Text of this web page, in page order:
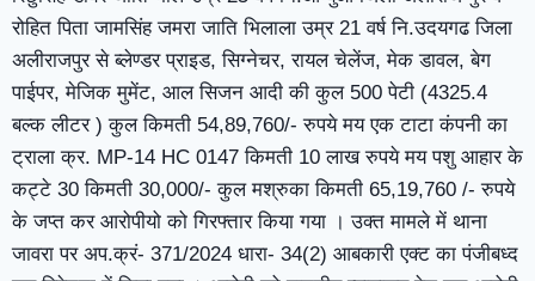
रोहित पिता जामसिंह जमरा जाति भिलाला उम्र 21 वर्ष नि.उदयगढ जिला
अलीराजपुर से ब्लेण्डर प्राइड, सिग्नेचर, रायल चेलेंज, मेक डावल, बेग
पाईपर, मेजिक मुमेंट, आल सिजन आदी की कुल 500 पेटी (4325.4
बल्क लीटर ) कुल किमती 54,89,760/- रुपये मय एक टाटा कंपनी का
ट्राला क्र. MP-14 HC 0147 किमती 10 लाख रुपये मय पशु आहार के
कट्टे 30 किमती 30,000/- कुल मश्रुका किमती 65,19,760 /- रुपये
के जप्त कर आरोपीयो को गिरफ्तार किया गया । उक्त मामले में थाना
जावरा पर अप.क्रं- 371/2024 धारा- 34(2) आबकारी एक्ट का पंजीबध्द